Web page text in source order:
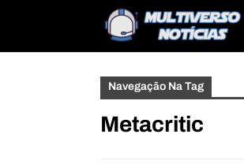
Navegação Na Tag
Metacritic